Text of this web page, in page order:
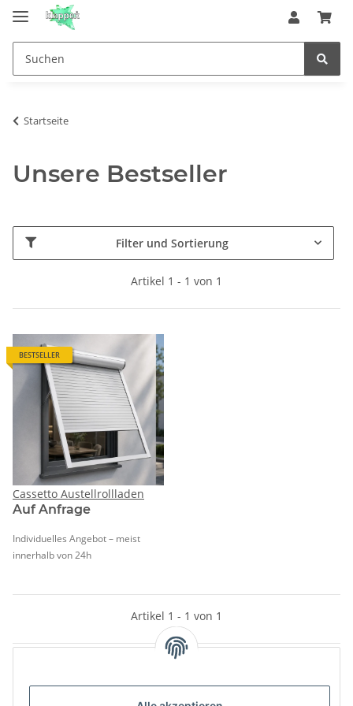
Startseite
Unsere Bestseller
Filter und Sortierung
Artikel 1 - 1 von 1
BESTSELLER
Cassetto Austellrollladen
Auf Anfrage
Individuelles Angebot – meist
innerhalb von 24h
Artikel 1 - 1 von 1